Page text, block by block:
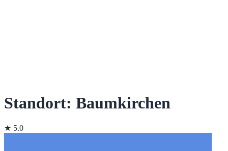
Standort: Baumkirchen
★ 5.0